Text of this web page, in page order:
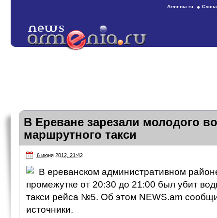
Armenia.ru
В Ереване зарезали молодого
маршрутного такси
6 июня 2012, 21:42
В ереванском административном
промежутке от 20:30 до 21:00 был убит
такси рейса №5. Об этом NEWS.am
источники.